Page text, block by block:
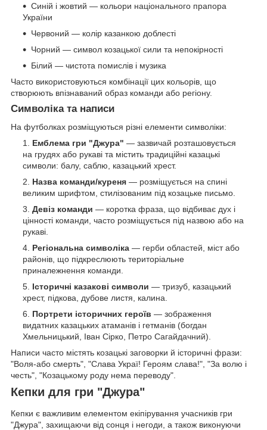
Синій і жовтий — кольори національного прапора
України
Червоний — колір казанкою доблесті
Чорний — символ козацької сили та непокірності
Білий — чистота помислів і музика
Часто використовуються комбінації цих кольорів, що
створюють впізнаваний образ команди або регіону.
Символіка та написи
На футболках розміщуються різні елементи символіки:
Емблема гри "Джура" — зазвичай розташовується
на грудях або рукаві та містить традиційні казацькі
символи: балу, саблю, казацький хрест.
Назва команди/куреня — розміщується на спині
великим шрифтом, стилізованим під козацьке письмо.
Девіз команди — коротка фраза, що відбиває дух і
цінності команди, часто розміщується під назвою або на
рукаві.
Регіональна символіка — герби областей, міст або
районів, що підкреслюють територіальне
приналежнення команди.
Історичні казакові символи — тризуб, казацький
хрест, підкова, дубове листя, калина.
Портрети історичних героїв — зображення
видатних казацьких атаманів і гетманів (богдан
Хмельницький, Іван Сірко, Петро Сагайдачний).
Написи часто містять козацькі заговорки й історичні фрази:
"Воля-або смерть", "Слава Украї! Героям слава!", "За волю і
честь", "Козацькому роду нема переводу".
Кепки для гри "Джура"
Кепки є важливим елементом екіпірування учасників гри
"Джура", захищаючи від сонця і негоди, а також виконуючи